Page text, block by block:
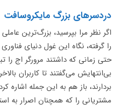
دردسرهای بزرگ مایکروسافت
اگر نظر مرا بپرسید، بزرگ‌ترین
را گرفته، نگاه این غول دنیای
حتی زمانی که داشتند مرورگر اج را
بی‌انتهایش می‌گفتند تا کاربران
بردارند، باز هم به این جمله اشاره
مشتریانی را که همچنان اصرار به